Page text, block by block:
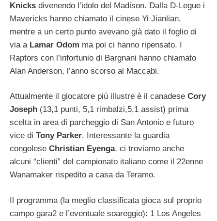
Knicks divenendo l’idolo del Madison. Dalla D-Legue i
Mavericks hanno chiamato il cinese Yi Jianlian,
mentre a un certo punto avevano già dato il foglio di
via a Lamar Odom ma poi ci hanno ripensato. I
Raptors con l’infortunio di Bargnani hanno chiamato
Alan Anderson, l’anno scorso al Maccabi.
Attualmente il giocatore più illustre è il canadese Cory
Joseph (13,1 punti, 5,1 rimbalzi,5,1 assist) prima
scelta in area di parcheggio di San Antonio e futuro
vice di Tony Parker. Interessante la guardia
congolese Christian Eyenga, ci troviamo anche
alcuni “clienti” del campionato italiano come il 22enne
Wanamaker rispedito a casa da Teramo.
Il programma (la meglio classificata gioca sul proprio
campo gara2 e l’eventuale soareggio): 1 Los Angeles